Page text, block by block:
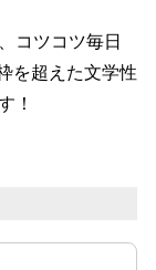
コツコツ毎日
を超えた文学性
！